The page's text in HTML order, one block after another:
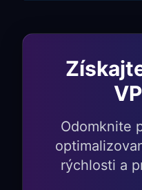
nastaveniach
Skontrolujte
Spustite hru
aby ste
Odomknite
rýchlosti a